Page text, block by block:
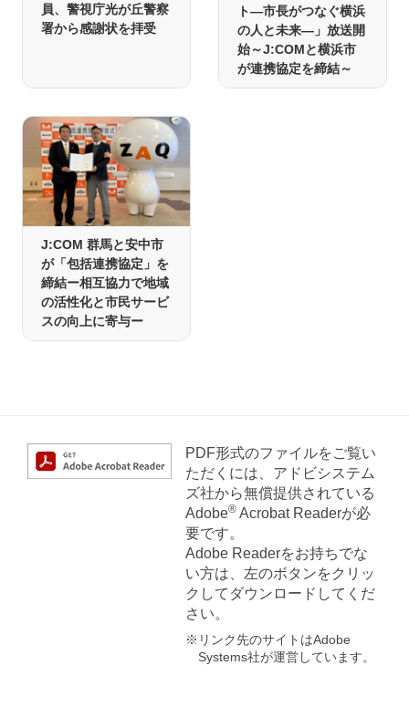
員、警視庁光が丘警察
署から感謝状を拝受
ト―市長がつなぐ横浜
の人と未来―」放送開
始～J:COMと横浜市
が連携協定を締結～
J:COM 群馬と安中市
が「包括連携協定」を
締結ー相互協力で地域
の活性化と市民サービ
スの向上に寄与ー
PDF形式のファイルをご覧い
ただくには、アドビシステム
ズ社から無償提供されている
Adobe®Acrobat Readerが必
要です。
Adobe Readerをお持ちでな
い方は、左のボタンをクリッ
クしてダウンロードしてくだ
さい。
※リンク先のサイトはAdobe
Systems社が運営しています。